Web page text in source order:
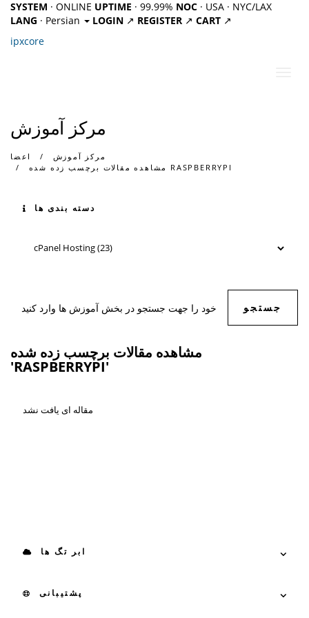
SYSTEM · ONLINE UPTIME · 99.99% NOC · USA · NYC/LAX
LANG · Persian LOGIN ↗ REGISTER ↗ CART ↗
ipxcore
مرکز آموزش
اعضا
مرکز آموزش
مشاهده مقالات برچسب زده شده RASPBERRYPI
دسته بندی ها
مشاهده مقالات برچسب زده شده
'RASPBERRYPI'
مقاله ای یافت نشد
ابر تگ ها
پشتیبانی